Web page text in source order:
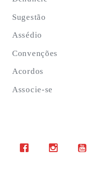
Sugestão
Assédio
Convenções
Acordos
Associe-se